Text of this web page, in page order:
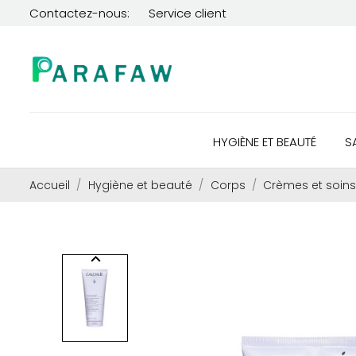
Contactez-nous: Service client
HYGIÈNE ET BEAUTÉ
Accueil Hygiène et beauté Corps Crèmes et
keyboard_arrow_left